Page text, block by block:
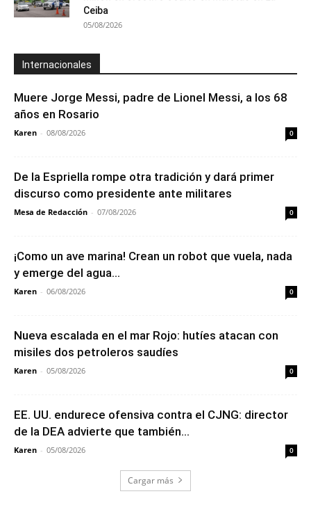
Ceiba
05/08/2026
Internacionales
Muere Jorge Messi, padre de Lionel Messi, a los 68
años en Rosario
Karen - 08/08/2026 0
De la Espriella rompe otra tradición y dará primer
discurso como presidente ante militares
Mesa de Redacción - 07/08/2026 0
¡Como un ave marina! Crean un robot que vuela, nada
y emerge del agua...
Karen - 06/08/2026 0
Nueva escalada en el mar Rojo: hutíes atacan con
misiles dos petroleros saudíes
Karen - 05/08/2026 0
EE. UU. endurece ofensiva contra el CJNG: director
de la DEA advierte que también...
Karen - 05/08/2026 0
Cargar más